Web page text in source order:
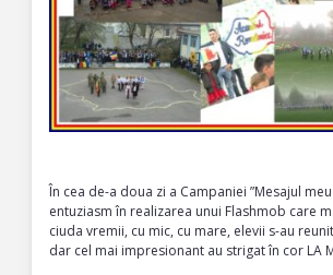
În cea de-a doua zi a Campaniei ”Mesajul
entuziasm în realizarea unui Flashmob care
ciuda vremii, cu mic, cu mare, elevii s-au
dar cel mai impresionant au strigat în cor LA